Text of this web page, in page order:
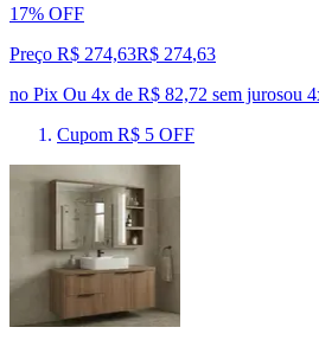
17% OFF
Preço R$ 274,63R$ 274,63
no Pix Ou 4x de R$ 82,72 sem jurosou 4
Cupom R$ 5 OFF